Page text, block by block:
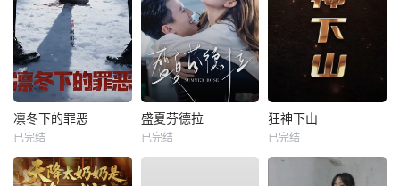
凛冬下的罪恶
已完结
盛夏芬德拉
已完结
狂神下山
已完结